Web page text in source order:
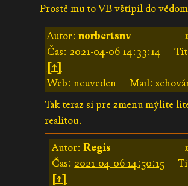
Prostě mu to VB vštípil do
Autor:norbertsnv
Čas: 2021-04-06 14:33:14
[↑]
Web: neuveden
Mail:
Tak teraz si pre zmenu mýlite
realitou.
Autor:Regis
Čas: 2021-04-06 14:50:15
[↑]